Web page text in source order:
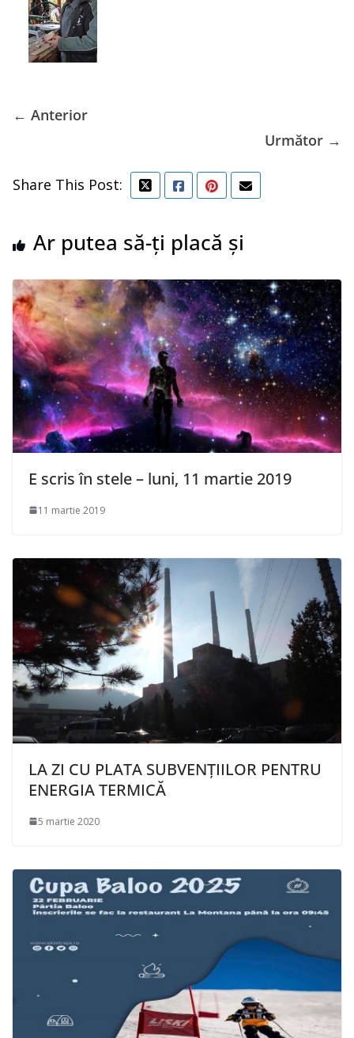
← Anterior
Următor →
Share This Post:
Ar putea să-ți placă și
E scris în stele – luni, 11 martie 2019
11 martie 2019
LA ZI CU PLATA SUBVENȚIILOR PENTRU
ENERGIA TERMICĂ
5 martie 2020